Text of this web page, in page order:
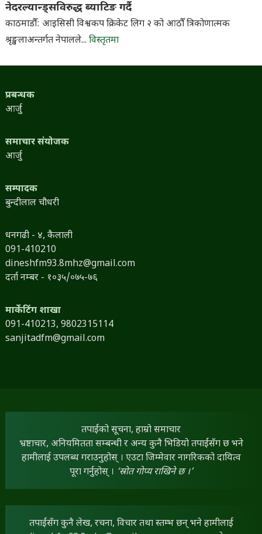
नेदरल्यान्ड्सविरुद्ध ब्याटिङ गर्दै
काठमाडौँ: आइसिसी विश्वकप क्रिकेट लिग २ को आठौँ त्रिकोणात्मक
श्रृङ्खलाअन्तर्गत नेपालले... विस्तृतमा
प्रबन्धक
आर्जु
समाचार संयोजक
आर्जु
सम्पादक
बुन्दीलाल चौधरी
धनगढी - ४, कैलाली
091-410210
dineshfm93.8mhz@gmail.com
दर्ता नम्बर - १०३५/०७५-७६
मार्केटिंग शाखा
091-410213, 9802315114
sanjitadfm@gmail.com
तपाईंको सूचना, हाम्रो समाचार
भ्रष्टाचार, अनियमितता सम्बन्धी र अन्य कुनै भिडियो तपाईंसँग छ भने
हामीलाई उपलब्ध गराउनुहोस् । एउटा जिम्मेवार नागरिकको दायित्व
पूरा गर्नुहोस् । ‘स्रोत गोप्य राखिने छ ।’
तपाईंसँग कुनै लेख, रचना, विचार तथा स्तम्भ छन् भने हामीलाई